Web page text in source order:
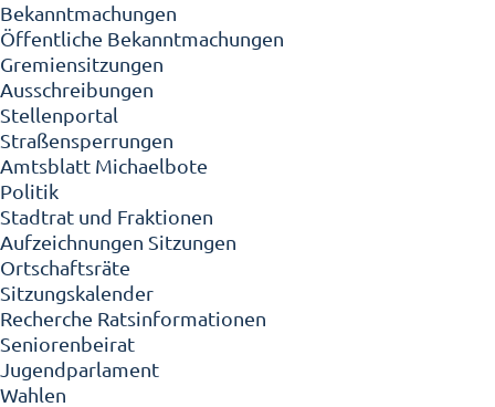
Bekanntmachungen
Öffentliche Bekanntmachungen
Gremiensitzungen
Ausschreibungen
Stellenportal
Straßensperrungen
Amtsblatt Michaelbote
Politik
Stadtrat und Fraktionen
Aufzeichnungen Sitzungen
Ortschaftsräte
Sitzungskalender
Recherche Ratsinformationen
Seniorenbeirat
Jugendparlament
Wahlen